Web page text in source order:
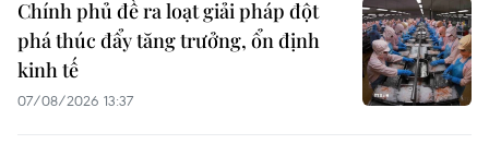
Chính phủ đề ra loạt giải pháp đột
phá thúc đẩy tăng trưởng, ổn định
kinh tế
07/08/2026 13:37